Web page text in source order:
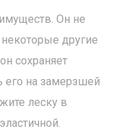
Он не
другие
сохраняет
его на замерзшей
леску в